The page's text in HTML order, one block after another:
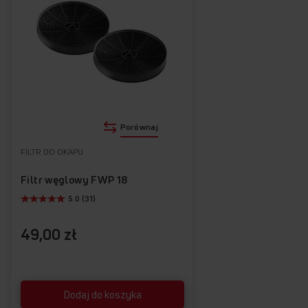
10 stopni pracy wentylatora
Listwa LED
Cicha praca
Funkcja czasowego wyłączenia
OKP6659C A++
49,00 zł
FILTR DO OKAPU
Filtr węglowy FWP 18
Dodaj do koszyka
5.0 (31)
Porównaj